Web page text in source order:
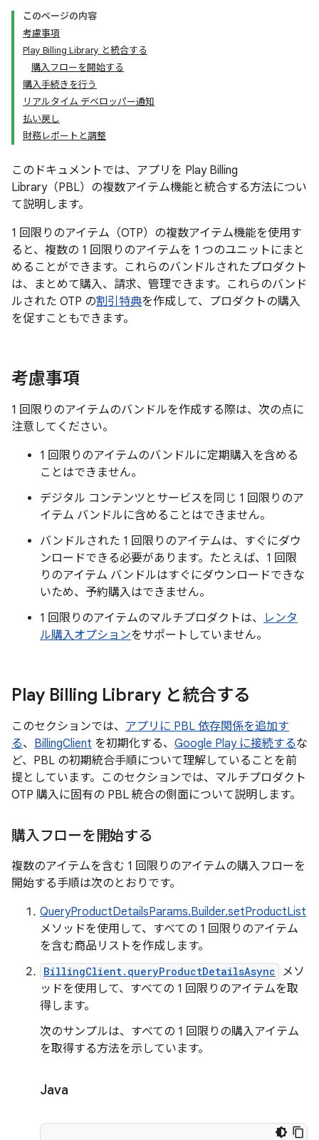
このページの内容
考慮事項
Play Billing Library と統合する
購入フローを開始する
購入手続きを行う
リアルタイム デベロッパー通知
払い戻し
財務レポートと調整
このドキュメントでは、アプリを Play Billing
Library（PBL）の複数アイテム機能と統合する方法につい
て説明します。
1 回限りのアイテム（OTP）の複数アイテム機能を使用す
ると、複数の 1 回限りのアイテムを 1 つのユニットにまと
めることができます。これらのバンドルされたプロダクト
は、まとめて購入、請求、管理できます。これらのバンド
ルされた OTP の割引特典を作成して、プロダクトの購入
を促すこともできます。
考慮事項
1 回限りのアイテムのバンドルを作成する際は、次の点に
注意してください。
1 回限りのアイテムのバンドルに定期購入を含める
ことはできません。
デジタル コンテンツとサービスを同じ 1 回限りのア
イテム バンドルに含めることはできません。
バンドルされた 1 回限りのアイテムは、すぐにダウ
ンロードできる必要があります。たとえば、1 回限
りのアイテム バンドルはすぐにダウンロードできな
いため、予約購入はできません。
1 回限りのアイテムのマルチプロダクトは、
レンタ
ル購入オプションをサポートしていません。
Play Billing Library と統合する
このセクションでは、 アプリに PBL 依存関係を追加す
る、 BillingClient を初期化する、 Google Play に接続するな
ど、PBL の初期統合手順について理解していることを前
提としています。このセクションでは、マルチプロダクト
OTP 購入に固有の PBL 統合の側面について説明します。
購入フローを開始する
複数のアイテムを含む 1 回限りのアイテムの購入フローを
開始する手順は次のとおりです。
QueryProductDetailsParams.Builder.setProductList
メソッドを使用して、すべての 1 回限りのアイテム
を含む商品リストを作成します。
BillingClient.queryProductDetailsAsync
メソ
ッドを使用して、すべての 1 回限りのアイテムを取
得します。
次のサンプルは、すべての 1 回限りの購入アイテム
を取得する方法を示しています。
Java